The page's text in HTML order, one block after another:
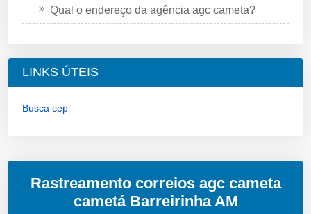
Qual o endereço da agência agc cameta?
LINKS ÚTEIS
Busca cep
Rastreamento correios agc cameta
cametá Barreirinha AM